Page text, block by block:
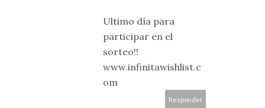
Ultimo día para
participar en el
sorteo!!
www.infinitawishlist.c
om
Responder